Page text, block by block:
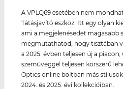
A VPLQ69 esetében nem
"látásjavító eszköz. Itt egy olyan
ami a megjelenésedet magasabb
megmutathatod, hogy tisztában
a 2025. évben teljesen új a piacon,
szemüveggel teljesen korszerű
Optics online boltban más
2024. és 2025. évi kollekcióiban.